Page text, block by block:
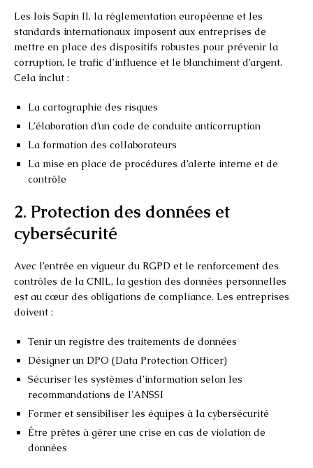
Les lois Sapin II, la réglementation européenne et les
standards internationaux imposent aux entreprises de
mettre en place des dispositifs robustes pour prévenir la
corruption, le trafic d’influence et le blanchiment d’argent.
Cela inclut :
La cartographie des risques
L’élaboration d’un code de conduite anticorruption
La formation des collaborateurs
La mise en place de procédures d’alerte interne et de
contrôle
2. Protection des données et
cybersécurité
Avec l’entrée en vigueur du RGPD et le renforcement des
contrôles de la CNIL, la gestion des données personnelles
est au cœur des obligations de compliance. Les entreprises
doivent :
Tenir un registre des traitements de données
Désigner un DPO (Data Protection Officer)
Sécuriser les systèmes d’information selon les
recommandations de l’ANSSI
Former et sensibiliser les équipes à la cybersécurité
Être prêtes à gérer une crise en cas de violation de
données